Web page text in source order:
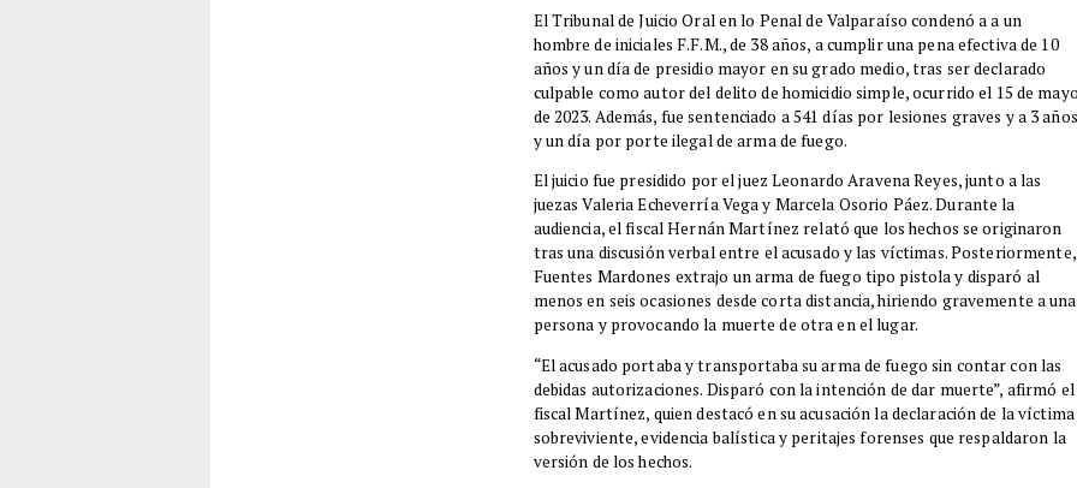
El Tribunal de Juicio Oral en lo Penal de Valparaíso condenó a a un
hombre de iniciales F.F.M., de 38 años, a cumplir una pena efectiva de 10
años y un día de presidio mayor en su grado medio, tras ser declarado
culpable como autor del delito de homicidio simple, ocurrido el 15 de
de 2023. Además, fue sentenciado a 541 días por lesiones graves y a 3 años
y un día por porte ilegal de arma de fuego.
El juicio fue presidido por el juez Leonardo Aravena Reyes, junto a las
juezas Valeria Echeverría Vega y Marcela Osorio Páez. Durante la
audiencia, el fiscal Hernán Martínez relató que los hechos se originaron
tras una discusión verbal entre el acusado y las víctimas. Posteriormente,
Fuentes Mardones extrajo un arma de fuego tipo pistola y disparó al
menos en seis ocasiones desde corta distancia, hiriendo gravemente a una
persona y provocando la muerte de otra en el lugar.
“El acusado portaba y transportaba su arma de fuego sin contar con las
debidas autorizaciones. Disparó con la intención de dar muerte”, afirmó el
fiscal Martínez, quien destacó en su acusación la declaración de la víctima
sobreviviente, evidencia balística y peritajes forenses que respaldaron la
versión de los hechos.